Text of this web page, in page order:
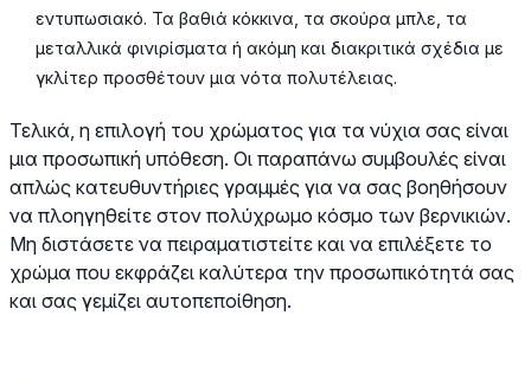
εντυπωσιακό. Τα βαθιά κόκκινα, τα σκούρα μπλε, τα
μεταλλικά φινιρίσματα ή ακόμη και διακριτικά σχέδια με
γκλίτερ προσθέτουν μια νότα πολυτέλειας.
Τελικά, η επιλογή του χρώματος για τα νύχια σας είναι
μια προσωπική υπόθεση. Οι παραπάνω συμβουλές είναι
απλώς κατευθυντήριες γραμμές για να σας βοηθήσουν
να πλοηγηθείτε στον πολύχρωμο κόσμο των βερνικιών.
Μη διστάσετε να πειραματιστείτε και να επιλέξετε το
χρώμα που εκφράζει καλύτερα την προσωπικότητά σας
και σας γεμίζει αυτοπεποίθηση.